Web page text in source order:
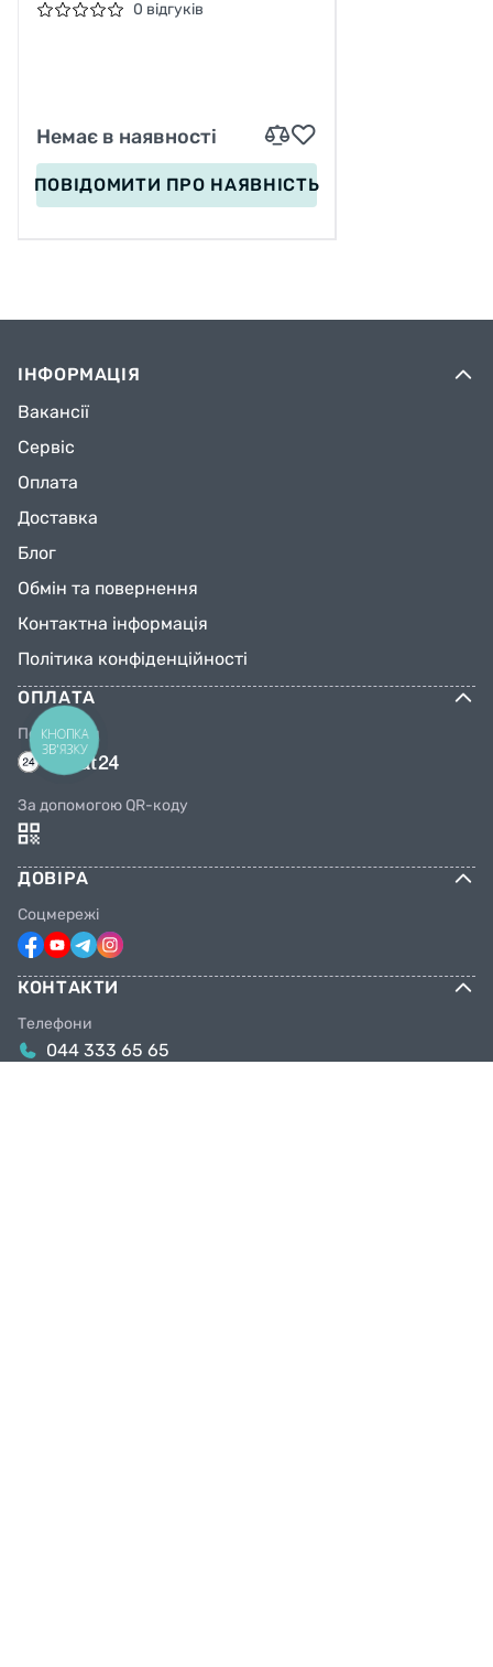
CLASSIC, ЧОРНА
0 відгуків
Немає в наявності
ПОВІДОМИТИ ПРО НАЯВНІСТЬ
ІНФОРМАЦІЯ
Вакансії
Сервіс
Оплата
Доставка
Блог
Обмін та повернення
Контактна інформація
Політика конфіденційності
ОПЛАТА
Переказом
За допомогою QR-коду
ДОВІРА
Соцмережі
КОНТАКТИ
Телефони
044 333 65 65
КНОПКА
ЗВ'ЯЗКУ